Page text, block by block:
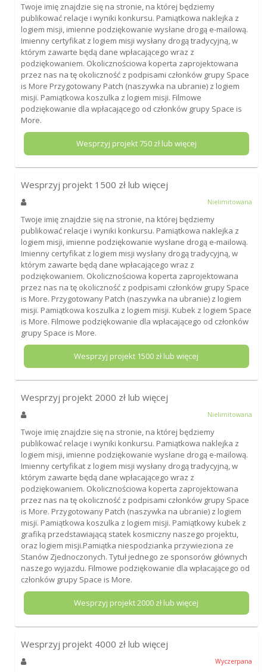
Twoje imię znajdzie się na stronie, na której będziemy
publikować relacje i wyniki konkursu. Pamiątkowa naklejka z
logiem misji, imienne podziękowanie wysłane drogą e-mailową.
Imienny certyfikat z logiem misji wysłany drogą tradycyjną, w
którym zawarte będą dane wpłacającego wraz z
podziękowaniem. Okolicznościowa koperta zaprojektowana
przez nas na tę okoliczność z podpisami członków grupy Space
is More Przygotowany Patch (naszywka na ubranie) z logiem
misji. Pamiątkowa koszulka z logiem misji. Filmowe
podziękowanie dla wpłacającego od członków grupy Space is
More.
Wesprzyj projekt750zł lub więcej
Wesprzyj projekt 1500 zł lub więcej
Nielimitowana
Twoje imię znajdzie się na stronie, na której będziemy
publikować relacje i wyniki konkursu. Pamiątkowa naklejka z
logiem misji, imienne podziękowanie wysłane drogą e-mailową.
Imienny certyfikat z logiem misji wysłany drogą tradycyjną, w
którym zawarte będą dane wpłacającego wraz z
podziękowaniem. Okolicznościowa koperta zaprojektowana
przez nas na tę okoliczność z podpisami członków grupy Space
is More. Przygotowany Patch (naszywka na ubranie) z logiem
misji. Pamiątkowa koszulka z logiem misji. Kubek z logiem Space
is More. Filmowe podziękowanie dla wpłacającego od członków
grupy Space is More.
Wesprzyj projekt 1500 zł lub więcej
Wesprzyj projekt 2000 zł lub więcej
Nielimitowana
Twoje imię znajdzie się na stronie, na której będziemy
publikować relacje i wyniki konkursu. Pamiątkowa naklejka z
logiem misji, imienne podziękowanie wysłane drogą e-mailową.
Imienny certyfikat z logiem misji wysłany drogą tradycyjną, w
którym zawarte będą dane wpłacającego wraz z
podziękowaniem. Okolicznościowa koperta zaprojektowana
przez nas na tę okoliczność z podpisami członków grupy Space
is More. Przygotowany Patch (naszywka na ubranie) z logiem
misji. Pamiątkowa koszulka z logiem misji. Pamiątkowy kubek z
grafiką przedstawiającą statek kosmiczny naszego projektu,
oraz logiem misji.Pamiątka niespodzianka przywieziona ze
Stanów Zjednoczonych. Tytuł jednego ze sponsorów głównych
naszego wyjazdu. Filmowe podziękowanie dla wpłacającego od
członków grupy Space is More.
Wesprzyj projekt2000 zł lub więcej
Wesprzyj projekt 4000 zł lub więcej
Wyczerpana